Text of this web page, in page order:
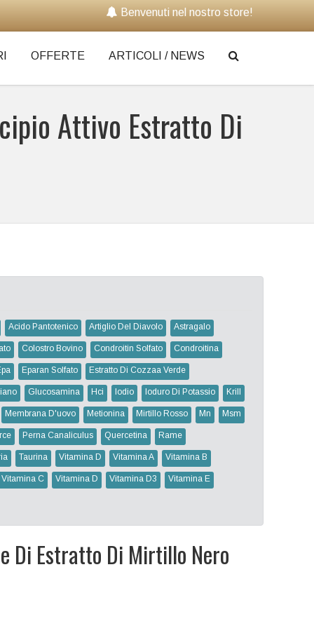
Benvenuti nel nostro store!
OFFERTE ARTICOLI / NEWS
Attivo Estratto Di
Acido Pantotenico Artiglio Del Diavolo Astragalo
Colostro Bovino Condroitin Solfato Condroitina
Eparan Solfato Estratto Di Cozzaa Verde
Glucosamina Hci Iodio Ioduro Di Potassio Krill
Membrana D'uovo Metionina Mirtillo Rosso Mn Msm
Perna Canaliculus Quercetina Rame
Taurina Vitamina D Vitamina A Vitamina B
Vitamina C Vitamina D Vitamina D3 Vitamina E
Di Estratto Di Mirtillo Nero